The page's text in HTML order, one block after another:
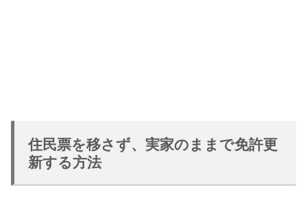
住民票を移さず、実家のままで免許更
新する方法